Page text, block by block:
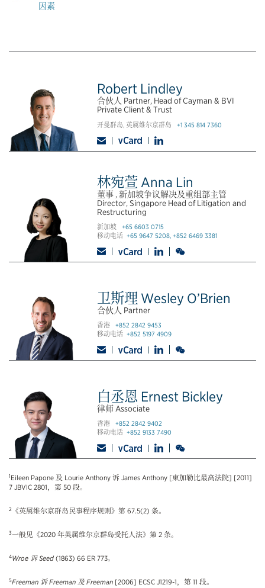
因素
Robert Lindley
合伙人 Partner, Head of Cayman & BVI
Private Client & Trust
开曼群岛, 英属维尔京群岛+1 345 814 7360
林宛萱 Anna Lin
董事 , 新加坡争议解决及重组部主管
Director, Singapore Head of Litigation and
Restructuring
新加坡+65 6603 0715
移动电话+65 9647 5208, +852 6469 3381
卫斯理 Wesley O’Brien
合伙人 Partner
香港+852 2842 9453
移动电话+852 5197 4909
白丞恩 Ernest Bickley
律师 Associate
香港+852 2842 9402
移动电话+852 9133 7490
1Eileen Papone 及 Lourie Anthony 诉 James Anthony [東加勒比最高法院] [2011]
7 JBVIC 2801，第 50 段。
2 《英属维尔京群岛民事程序规则》第 67.5(2) 条。
3一般见《2020 年英属维尔京群岛受托人法》第 2 条。
4Wroe 诉 Seed (1863) 66 ER 773。
5Freeman 诉 Freeman 及 Freeman [2006] ECSC J1219-1，第 11 段。